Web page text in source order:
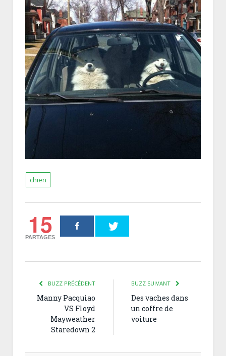
chien
15
PARTAGES
BUZZ PRÉCÉDENT
Manny Pacquiao
VS Floyd
Mayweather
Staredown 2
BUZZ SUIVANT
Des vaches dans
un coffre de
voiture